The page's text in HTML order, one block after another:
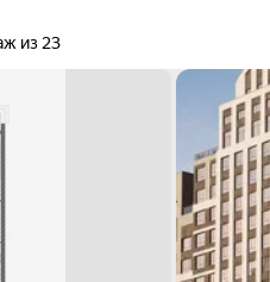
из 23